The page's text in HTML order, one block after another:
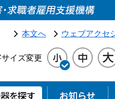
本文へ ウェブアクセ
イズ変更
出しについて就労支援機器を探す